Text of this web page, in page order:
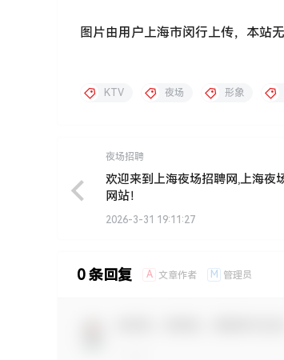
图片由用户上海市闵行上传，本站
KTV 夜场 形象
夜场招聘
欢迎来到上海夜场招聘网,上海夜
网站！
2026-3-31 19:11:27
0 条回复 A 文章作者 M 管理员